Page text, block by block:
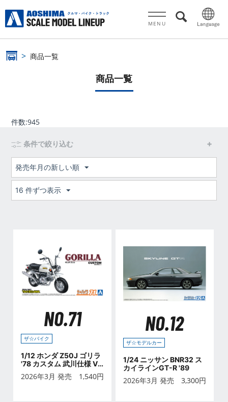
MENU
商品一覧
商品一覧
件数:945
条件で絞り込む
発売年月の新しい順
16 件ずつ表示
NO.71
ザ☆バイク
1/12 ホンダ Z50J ゴリラ
'78 カスタム 武川仕様 Ve
2026年3月 発売 1,540円
NO.12
ザ☆モデルカー
1/24 ニッサン BNR32 ス
カイラインGT-R '89
2026年3月 発売 3,300円